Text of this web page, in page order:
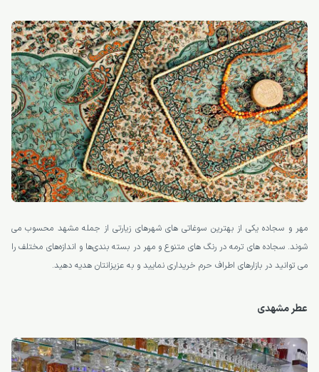
مهر و سجاده یکی از بهترین سوغاتی های شهرهای زیارتی از جمله مشهد محسوب می
شوند. سجاده های ترمه در رنگ های متنوع و مهر در بسته بندی‌ها و اندازه‌های مختلف را
می توانید در بازارهای اطراف حرم خریداری نمایید و به عزیزانتان هدیه دهید.
عطر مشهدی